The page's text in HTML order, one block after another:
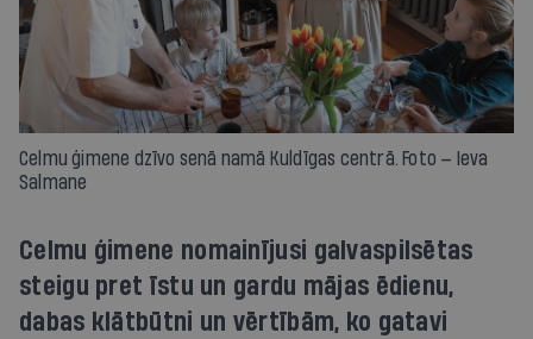
Celmu ģimene dzīvo senā namā Kuldīgas centrā. Foto — Ieva
Salmane
Celmu ģimene nomainījusi galvaspilsētas
steigu pret īstu un gardu mājas ēdienu,
dabas klātbūtni un vērtībām, ko gatavi